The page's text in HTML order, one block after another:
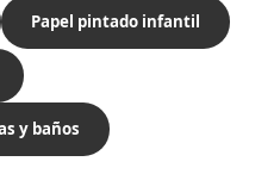
Papel pintado infantil
y baños